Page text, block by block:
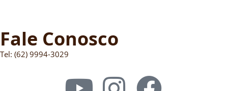
Fale Conosco
Tel: (62) 9994-3029